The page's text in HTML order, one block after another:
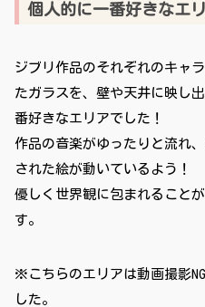
個人的に一番好きなエ
ジブリ作品のそれぞれのキャ
たガラスを、壁や天井に映し
番好きなエリアでした！
作品の音楽がゆったりと流れ
された絵が動いているよう！
優しく世界観に包まれること
す。
※こちらのエリアは動画撮影
した。